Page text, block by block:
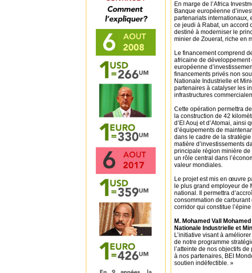
En marge de l’Africa
Banque européenne
partenariats internationaux,
ce jeudi à Rabat, un accord
destiné à moderniser le
minier de Zouerat, riche en
Le financement comprend
africaine de
européenne
financements privés non
Nationale Industrielle et
partenaires à catalyser les
infrastructures
Cette opération permettra
la construction de 42
d’El Aouj et d’Atomai, ainsi
d’équipements de
dans le cadre de la
matière d’investissements
principale région minière de
un rôle central dans
valeur mondiales.
Le projet est mis en œuvre
le plus grand employeur de
national. Il permettra
consommation de carburant
corridor qui constitue
M. Mohamed Vall
Nationale Industrielle et
L’initiative visant à
de notre programme
l’atteinte de nos objectifs
à nos partenaires, BEI
soutien indéfectible. »